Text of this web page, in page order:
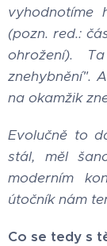
vyhodnotíme
(pozn. red.:
ohrožení).
znehybnění".
na okamžik
Evolučně to
stál, měl
moderním
útočník nám
Co se tedy s